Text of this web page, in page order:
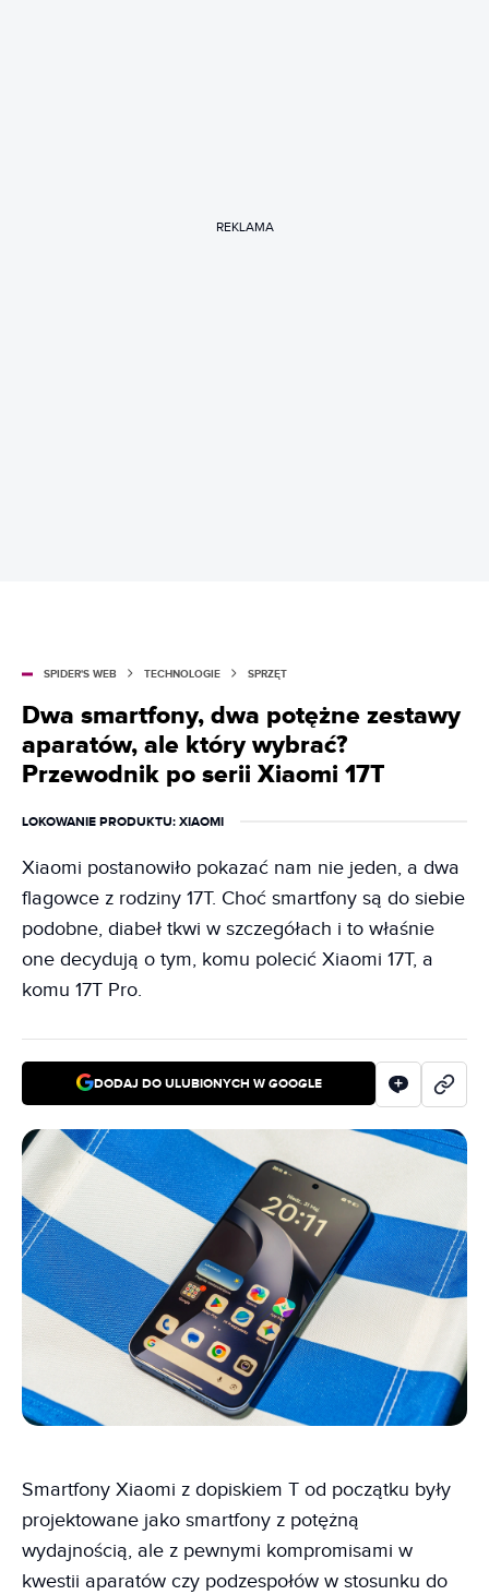
REKLAMA
SPIDER'S WEB TECHNOLOGIE SPRZĘT
Dwa smartfony, dwa potężne zestawy
aparatów, ale który wybrać?
Przewodnik po serii Xiaomi 17T
LOKOWANIE PRODUKTU: XIAOMI
Xiaomi postanowiło pokazać nam nie jeden, a dwa
flagowce z rodziny 17T. Choć smartfony są do siebie
podobne, diabeł tkwi w szczegółach i to właśnie
one decydują o tym, komu polecić Xiaomi 17T, a
komu 17T Pro.
DODAJ DO ULUBIONYCH W GOOGLE
Smartfony Xiaomi z dopiskiem T od początku były
projektowane jako smartfony z potężną
wydajnością, ale z pewnymi kompromisami w
kwestii aparatów czy podzespołów w stosunku do